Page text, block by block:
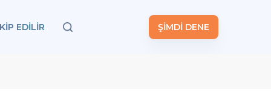
EDILIR ŞİMDİ DENE